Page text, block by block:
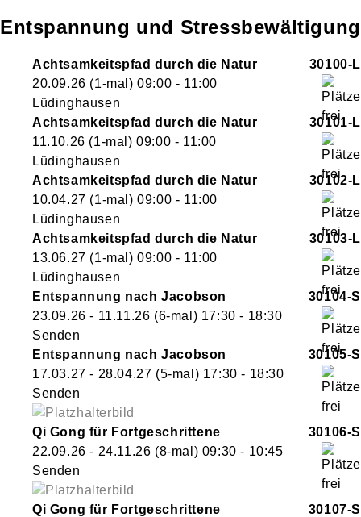
Entspannung und Stressbewältigung
Achtsamkeitspfad durch die Natur
30100-L
20.09.26 (1-mal)09:00 - 11:00
Lüdinghausen
Achtsamkeitspfad durch die Natur
30101-L
11.10.26 (1-mal)09:00 - 11:00
Lüdinghausen
Achtsamkeitspfad durch die Natur
30102-L
10.04.27 (1-mal)09:00 - 11:00
Lüdinghausen
Achtsamkeitspfad durch die Natur
30103-L
13.06.27 (1-mal)09:00 - 11:00
Lüdinghausen
Entspannung nach Jacobson
30104-S
23.09.26 - 11.11.26 (6-mal) 17:30 - 18:30
Senden
Entspannung nach Jacobson
30105-S
17.03.27 - 28.04.27 (5-mal) 17:30 - 18:30
Senden
Qi Gong für Fortgeschrittene
30106-S
22.09.26 - 24.11.26 (8-mal) 09:30 - 10:45
Senden
Qi Gong für Fortgeschrittene
30107-S